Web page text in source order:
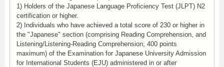
1) Holders of the Japanese Language Proficiency Test (JLPT) N2
certification or higher.
2) Individuals who have achieved a total score of 230 or higher in
the "Japanese" section (comprising Reading Comprehension, and
Listening/Listening-Reading Comprehension; 400 points
maximum) of the Examination for Japanese University Admission
for International Students (EJU) administered in or after